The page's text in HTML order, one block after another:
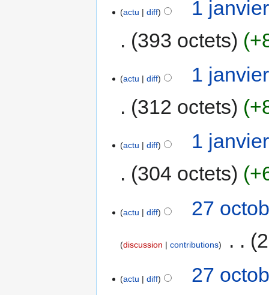
actu diff
1
393 octets
actu diff
1
312 octets
actu diff
1
304 octets
actu diff 27
discussion contributions
actu diff 27